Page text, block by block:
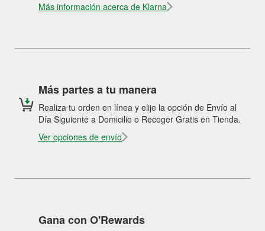
Más información acerca de Klarna
Más partes a tu manera
Realiza tu orden en línea y elije la opción de Envío al
Día Siguiente a Domicilio o Recoger Gratis en Tienda.
Ver opciones de envío
Gana con O'Rewards